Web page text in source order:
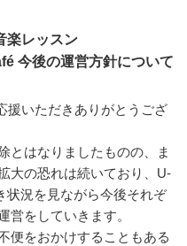
楽レッスン
今後の運営方針について
援いただきありがとうござ
とはなりましたものの、ま
大の恐れは続いており、U-
状況を見ながら今後それぞ
営をしていきます。
便をおかけすることもある